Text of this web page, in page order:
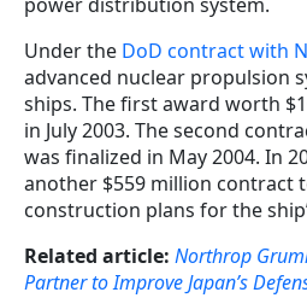
power distribution system.
Under the DoD contract with
advanced nuclear propulsion
ships. The first award worth
in July 2003. The second
was finalized in May 2004. In
another $559 million contract
construction plans for the
Related article: Northrop
Partner to Improve Japan’s